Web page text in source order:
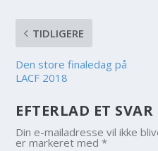
TIDLIGERE
Den store finaledag på
LACF 2018
EFTERLAD ET SVAR
Din e-mailadresse vil ikke
er markeret med*